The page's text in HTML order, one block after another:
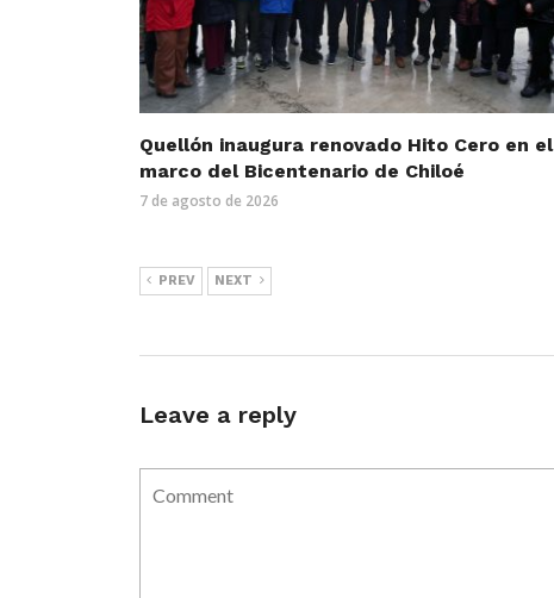
Quellón inaugura renovado Hito Cero en el
marco del Bicentenario de Chiloé
7 de agosto de 2026
PREV NEXT
Leave a reply